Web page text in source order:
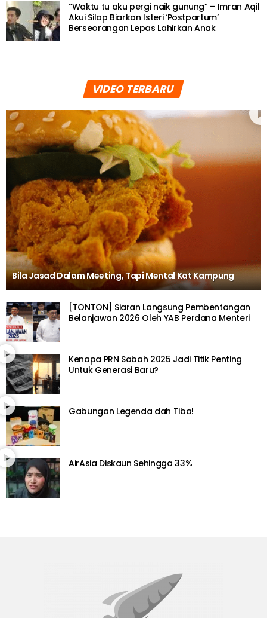
“Waktu tu aku pergi naik gunung” – Imran Aqil
Akui Silap Biarkan Isteri ‘Postpartum’
Berseorangan Lepas Lahirkan Anak
VIDEO TERBARU
Bila Jasad Dalam Meeting, Tapi Mental Kat Kampung
[TONTON] Siaran Langsung Pembentangan
Belanjawan 2026 Oleh YAB Perdana Menteri
Kenapa PRN Sabah 2025 Jadi Titik Penting
Untuk Generasi Baru?
Gabungan Legenda dah Tiba!
AirAsia Diskaun Sehingga 33%